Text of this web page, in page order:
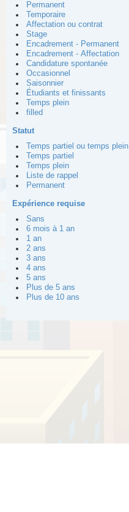
Permanent
Temporaire
Affectation ou contrat
Stage
Encadrement - Permanent
Encadrement - Affectation
Candidature spontanée
Occasionnel
Saisonnier
Étudiants et finissants
Temps plein
filled
Statut
Temps partiel ou temps plein
Temps partiel
Temps plein
Liste de rappel
Permanent
Expérience requise
Sans
6 mois à 1 an
1 an
2 ans
3 ans
4 ans
5 ans
Plus de 5 ans
Plus de 10 ans